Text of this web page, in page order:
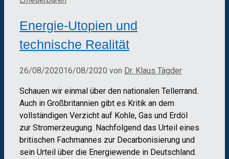
Energie-Utopien und
technische Realität
26/08/202016/08/2020 von Dr. Klaus Tägder
Schauen wir einmal über den nationalen Tellerrand.
Auch in Großbritannien gibt es Kritik an dem
vollständigen Verzicht auf Kohle, Gas und Erdöl
zur Stromerzeugung. Nachfolgend das Urteil eines
britischen Fachmannes zur Decarbonisierung und
sein Urteil über die Energiewende in Deutschland.